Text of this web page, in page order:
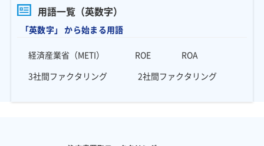
用語一覧（英数字）
「英数字」 から始まる用語
経済産業省（METI） ROE
ROA
3社間ファクタリング
2社間ファクタリング